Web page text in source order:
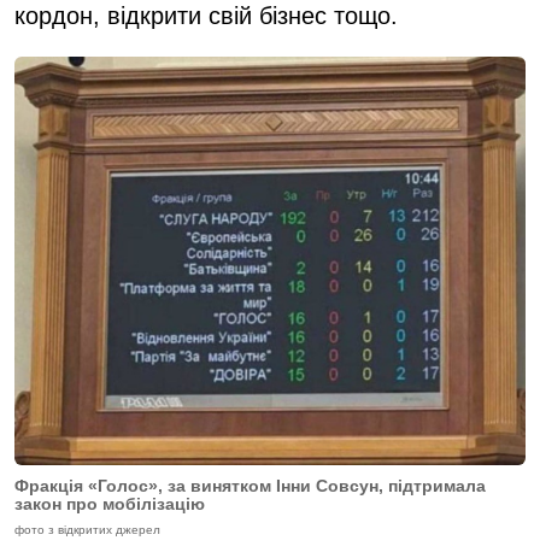
кордон, відкрити свій бізнес тощо.
Фракція «Голос», за винятком Інни Совсун, підтримала
закон про мобілізацію
фото з відкритих джерел